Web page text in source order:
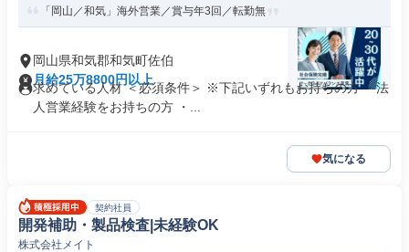
「岡山／和気」海外営業／賞与年3回／転勤無
岡山県和気郡和気町佐伯
月給25万8800円以上
求めている人材 ＜必須条件＞ ※下記いずれもお持ちの方 ・法
人営業経験をお持ちの方 ・...
気になる
契約社員
開発補助・製品検査|未経験OK
株式会社メイト